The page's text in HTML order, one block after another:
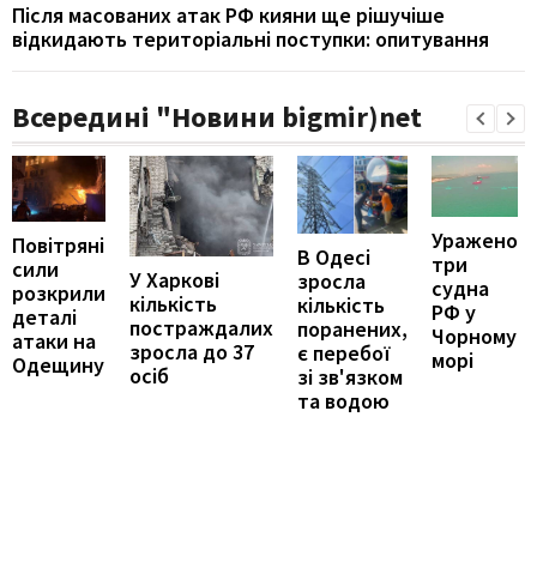
Після масованих атак РФ кияни ще рішучіше
відкидають територіальні поступки: опитування
Всередині "Новини bigmir)net
Повітряні
сили
розкрили
деталі
атаки на
Одещину
У Харкові
кількість
постраждалих
зросла до 37
осіб
В Одесі
зросла
кількість
поранених,
є перебої
зі зв'язком
та водою
Уражено
три
судна
РФ у
Чорному
морі